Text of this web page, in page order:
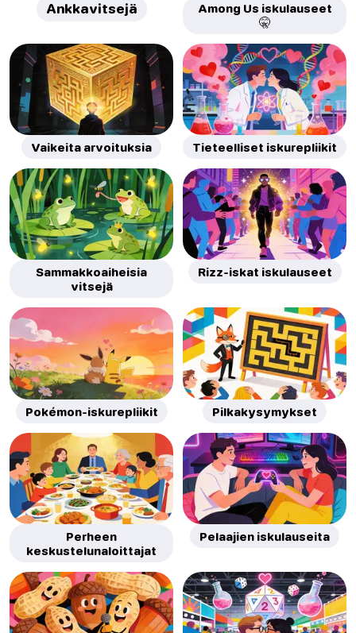
Ankkavitsejä
Among Us iskulauseet
🤫
Vaikeita arvoituksia Tieteelliset iskurepliikit
Sammakkoaiheisia
vitsejä
Rizz-iskat iskulauseet
Pokémon-iskurepliikit Pilkakysymykset
Perheen
keskustelunaloittajat
Pelaajien iskulauseita